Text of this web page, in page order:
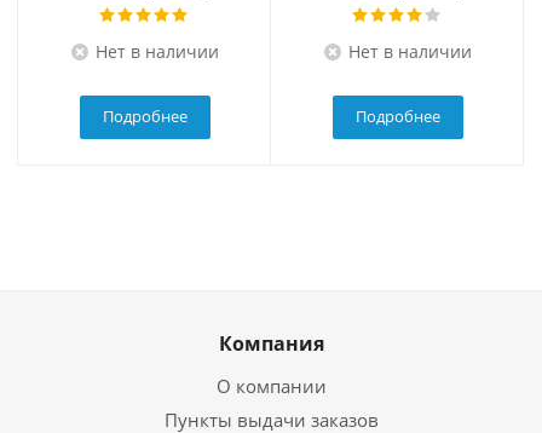
Нет в наличии
Подробнее
Нет в наличии
Подробнее
Компания
О компании
Пункты выдачи заказов